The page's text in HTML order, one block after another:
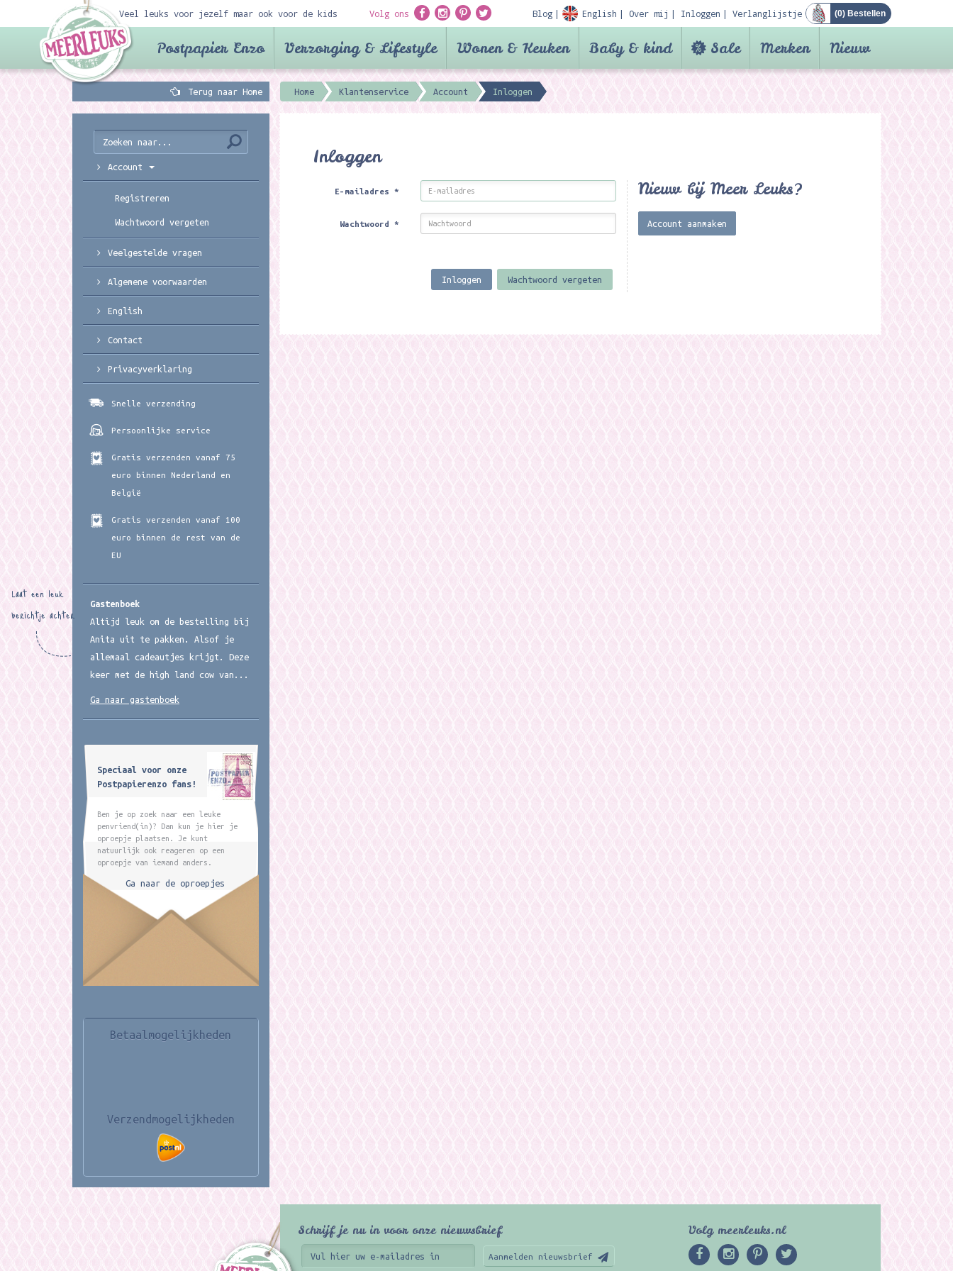
Veel leuks voor jezelf maar ook voor de kids Volg ons Blog English Over mij Inloggen Verlanglijstje (0) Bestellen
Postpapier Enzo Verzorging & Lifestyle Wonen & Keuken Baby & kind Sale Merken Nieuw
Terug naar Home Home Klantenservice Account Inloggen
Inloggen
E-mailadres*
Wachtwoord*
Inloggen Wachtwoord vergeten
Nieuw bij Meer Leuks?
Account aanmaken
Account
Registreren
Wachtwoord vergeten
Veelgestelde vragen
Algemene voorwaarden
English
Contact
Privacyverklaring
Snelle verzending
Persoonlijke service
Gratis verzenden vanaf 75
euro binnen Nederland en
België
Gratis verzenden vanaf 100
euro binnen de rest van de
EU
Gastenboek
Altijd leuk om de bestelling bij
Anita uit te pakken. Alsof je
allemaal cadeautjes krijgt. Deze
keer met de high land cow van...
Laat een leuk
berichtje achter
Ga naar gastenboek
Speciaal voor onze
Postpapierenzo fans!
Ben je op zoek naar een leuke
penvriend(in)? Dan kun je hier je
oproepje plaatsen. Je kunt
natuurlijk ook reageren op een
oproepje van iemand anders.
Ga naar de oproepjes
Betaalmogelijkheden
Verzendmogelijkheden
Schrijf je nu in voor onze nieuwsbrief
Aanmelden nieuwsbrief
Volg meerleuks.nl